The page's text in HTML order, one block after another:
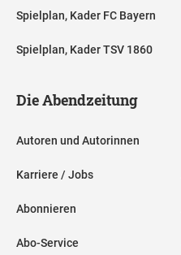
Spielplan, Kader FC Bayern
Spielplan, Kader TSV 1860
Die Abendzeitung
Autoren und Autorinnen
Karriere / Jobs
Abonnieren
Abo-Service